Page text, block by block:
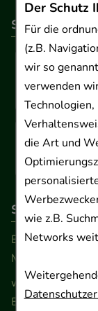
Der Schutz
Für die
(z.B.
wir so
verwenden
die Art und
wie z.B.
Networks
So können Sie
So erreichen
Beratung und
Montag - Freitag
Ernst-August-